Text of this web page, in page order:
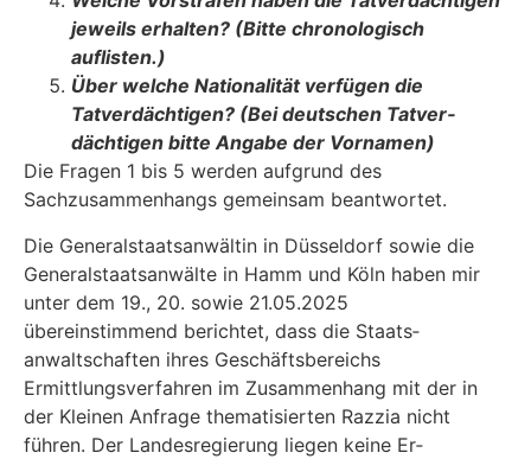
jeweils erhalten? (Bitte chronolo­gisch
auflisten.)
Über welche Nationalität verfügen die
Tatverdächtigen? (Bei deutschen Tatver­
dächtigen bitte Angabe der Vornamen)
Die Fragen 1 bis 5 werden aufgrund des
Sachzusammenhangs gemeinsam beantwortet.
Die Generalstaatsanwältin in Düsseldorf sowie die
Generalstaatsanwälte in Hamm und Köln haben mir
unter dem 19., 20. sowie 21.05.2025
übereinstimmend berichtet, dass die Staats­
anwaltschaften ihres Geschäftsbereichs
Ermittlungsverfahren im Zusammenhang mit der in
der Kleinen Anfrage thematisierten Razzia nicht
führen. Der Landesregierung liegen keine Er­